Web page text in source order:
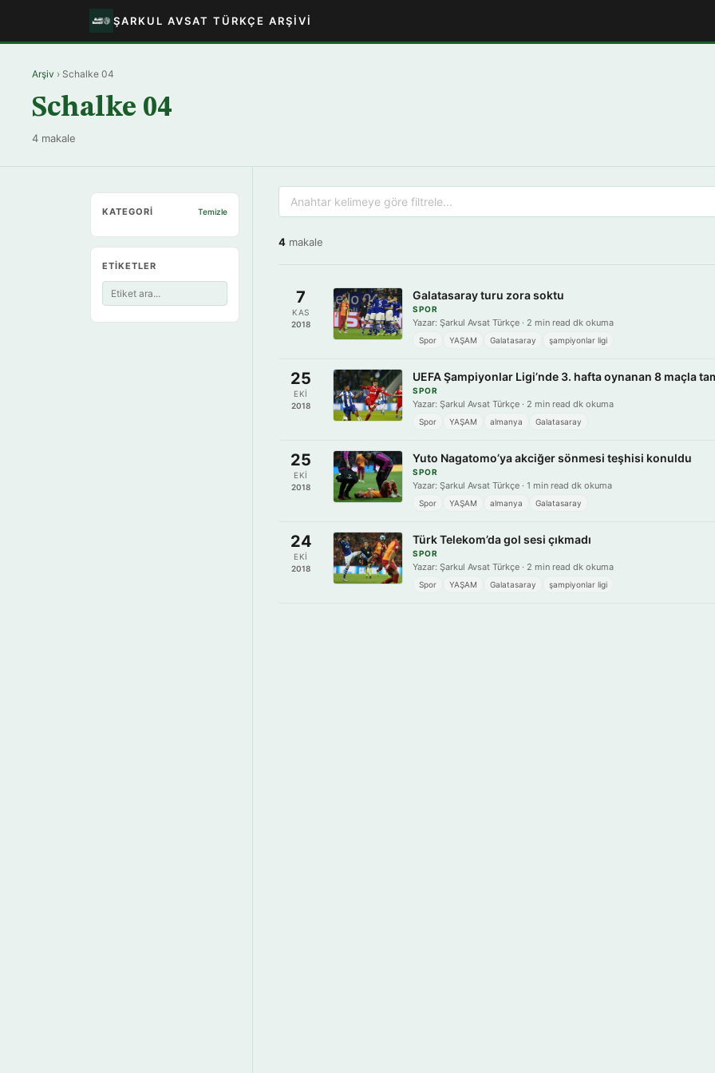
ŞARKUL AVSAT TÜRKÇE ARŞIVI
Arşiv › Schalke 04
Schalke 04
4 makale
KATEGORI Temizle
ETIKETLER
4 makale
7
KAS
2018
Galatasaray turu zora soktu
SPOR
Yazar: Şarkul Avsat Türkçe · 2 min read dk okuma
Spor YAŞAM Galatasaray şampiyonlar ligi
25
EKI
2018
UEFA Şampiyonlar Ligi’nde 3. hafta oynanan 8 maçla
SPOR
Yazar: Şarkul Avsat Türkçe · 2 min read dk okuma
Spor YAŞAM almanya Galatasaray
25
EKI
2018
Yuto Nagatomo’ya akciğer sönmesi teşhisi konuldu
SPOR
Yazar: Şarkul Avsat Türkçe · 1 min read dk okuma
Spor YAŞAM almanya Galatasaray
24
EKI
2018
Türk Telekom’da gol sesi çıkmadı
SPOR
Yazar: Şarkul Avsat Türkçe · 2 min read dk okuma
Spor YAŞAM Galatasaray şampiyonlar ligi